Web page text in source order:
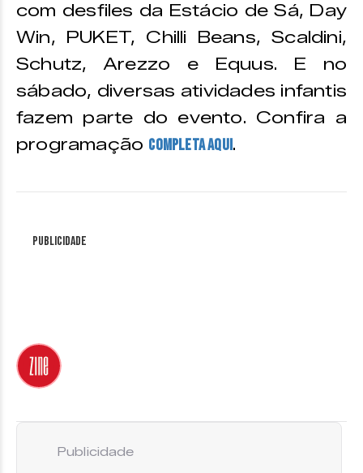
com desfiles da Estácio de Sá, Day
Win, PUKET, Chilli Beans, Scaldini,
Schutz, Arezzo e Equus. E no
sábado, diversas atividades infantis
fazem parte do evento. Confira a
programação completa aqui.
Publicidade
Publicidade